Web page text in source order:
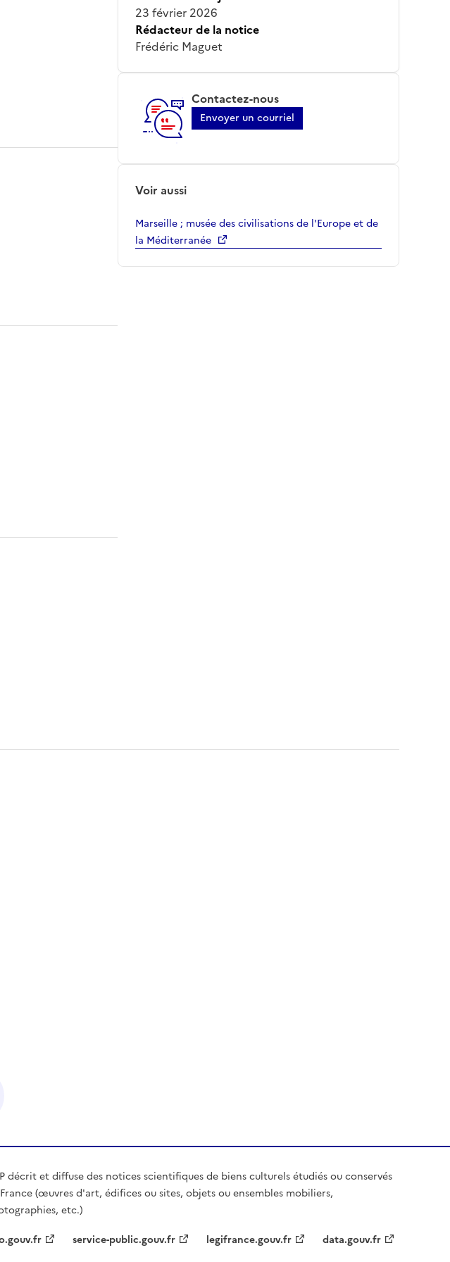
23 février 2026
Rédacteur de la notice
Frédéric Maguet
Contactez-nous
Envoyer un courriel
Voir aussi
Marseille ; musée des civilisations de l'Europe et de
la Méditerranée
décrit et diffuse des notices scientifiques de biens culturels étudiés ou conservés
(œuvres d'art, édifices ou sites, objets ou ensembles mobiliers,
etc.)
service-public.gouv.fr legifrance.gouv.fr data.gouv.fr